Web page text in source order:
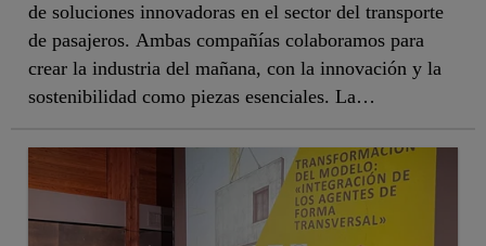
de soluciones innovadoras en el sector del transporte
de pasajeros. Ambas compañías colaboramos para
crear la industria del mañana, con la innovación y la
sostenibilidad como piezas esenciales. La
#Moving Industries Foward (Haciendo avanzar las
industria) puesta en marcha por Sika para apoyar el
impulso a la innovación